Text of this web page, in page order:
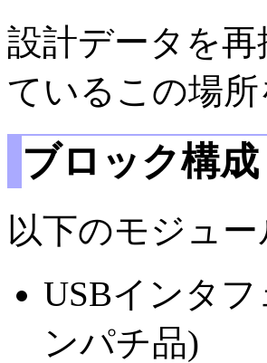
設計データを
ているこの場
ブロック構成
以下のモジュ
USBインタフ
ンパチ品)